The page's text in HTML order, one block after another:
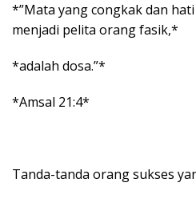
*”Mata yang congkak dan
menjadi pelita orang fasik,*
*adalah dosa.”*
*Amsal 21:4*
Tanda-tanda orang sukses